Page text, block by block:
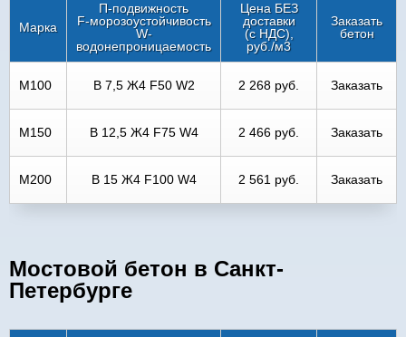
Марка
П-подвижность
F-морозоустойчивость
W-
водонепроницаемость
Цена БЕЗ
доставки
(с НДС),
руб./м3
Заказать
бетон
М100 B 7,5 Ж4 F50 W2 2 268 руб. Заказать
М150 В 12,5 Ж4 F75 W4 2 466 руб. Заказать
М200 В 15 Ж4 F100 W4 2 561 руб. Заказать
Мостовой бетон в Санкт-
Петербурге